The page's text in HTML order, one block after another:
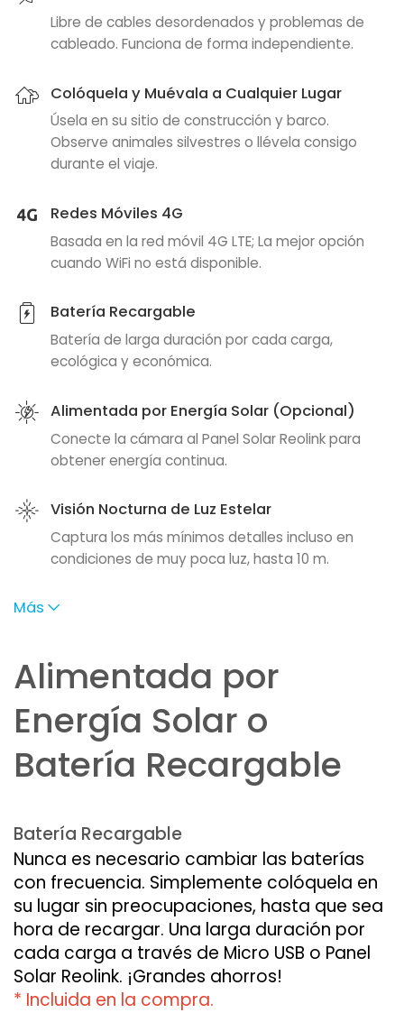
Libre de cables desordenados y problemas de
cableado. Funciona de forma independiente.
Colóquela y Muévala a Cualquier Lugar
Úsela en su sitio de construcción y barco.
Observe animales silvestres o llévela consigo
durante el viaje.
Redes Móviles 4G
Basada en la red móvil 4G LTE; La mejor opción
cuando WiFi no está disponible.
Batería Recargable
Batería de larga duración por cada carga,
ecológica y económica.
Alimentada por Energía Solar (Opcional)
Conecte la cámara al Panel Solar Reolink para
obtener energía continua.
Visión Nocturna de Luz Estelar
Captura los más mínimos detalles incluso en
condiciones de muy poca luz, hasta 10 m.
Más
Alimentada por
Energía Solar o
Batería Recargable
Batería Recargable
Nunca es necesario cambiar las baterías
con frecuencia. Simplemente colóquela en
su lugar sin preocupaciones, hasta que sea
hora de recargar. Una larga duración por
cada carga a través de Micro USB o Panel
Solar Reolink. ¡Grandes ahorros!
* Incluida en la compra.